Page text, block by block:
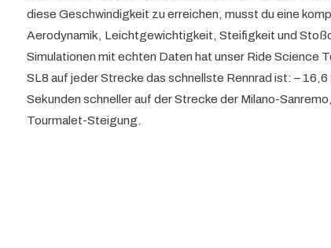
diese Geschwindigkeit zu erreichen, musst du eine
Aerodynamik, Leichtgewichtigkeit, Steifigkeit und
Simulationen mit echten Daten hat unser Ride Science
SL8 auf jeder Strecke das schnellste Rennrad ist: –
Sekunden schneller auf der Strecke der Milano-
Tourmalet-Steigung.